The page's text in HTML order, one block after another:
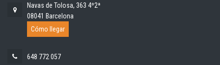
Navas de Tolosa, 363 4º2ª
08041 Barcelona
Cómo llegar
648 772 057